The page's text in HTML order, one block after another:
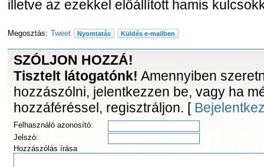
illetve az ezekkel előállított hamis
Megosztás: Tweet Nyomtatás Küldés e-mailben
SZÓLJON HOZZÁ!
Tisztelt látogatónk! Amennyiben
hozzászólni, jelentkezzen be, vagy ha
hozzáféréssel, regisztráljon. [
Felhasználó azonosító:
Jelszó:
Hozzászólás írása